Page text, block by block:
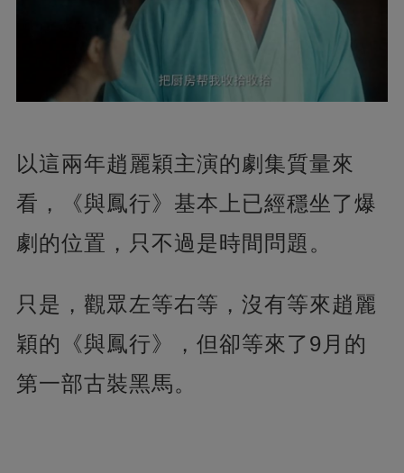
以這兩年趙麗穎主演的劇集質量來
看，《與鳳行》基本上已經穩坐了爆
劇的位置，只不過是時間問題。
只是，觀眾左等右等，沒有等來趙麗
穎的《與鳳行》，但卻等來了9月的
第一部古裝黑馬。